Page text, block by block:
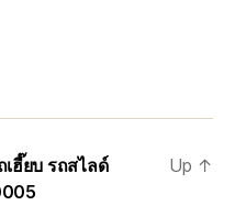
ฮี๊ยบ รถสไลด์
Up ↑